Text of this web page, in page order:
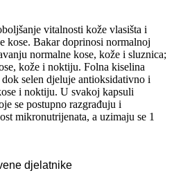
vitalnosti kože vlasišta i
kose. Bakar doprinosi normalnoj
normalne kose, kože i sluznica;
kože i noktiju. Folna kiselina
selen djeluje antioksidativno i
i noktiju. U svakoj kapsuli
se postupno razgrađuju i
mikronutrijenata, a uzimaju se 1
djelatnike